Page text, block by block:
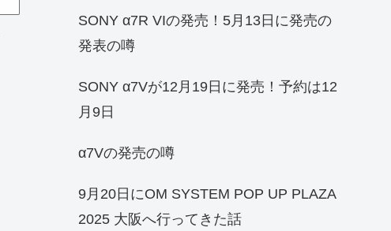
SONY α7R VIの発売！5月13日に発売の
発表の噂
SONY α7Vが12月19日に発売！予約は12
月9日
α7Vの発売の噂
9月20日にOM SYSTEM POP UP PLAZA
2025 大阪へ行ってきた話